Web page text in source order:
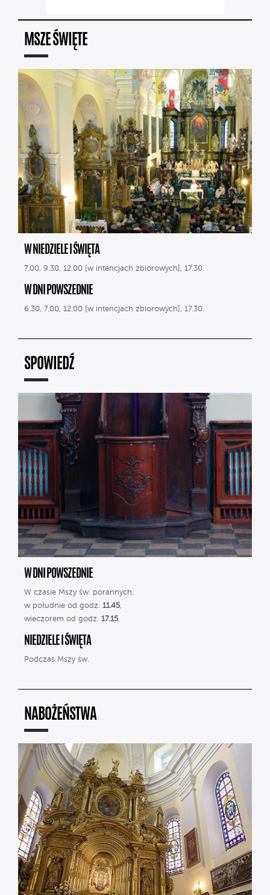
MSZE ŚWIĘTE
W NIEDZIELE I ŚWIĘTA
7.00, 9.30, 12.00 [w intencjach zbiorowych], 17.30.
W DNI POWSZEDNIE
6.30, 7.00, 12.00 [w intencjach zbiorowych], 17.30.
SPOWIEDŹ
W DNI POWSZEDNIE
W czasie Mszy św. porannych,
w południe od godz. 11.45
wieczorem od godz. 17.15
NIEDZIELE I ŚWIĘTA
Podczas Mszy św.
NABOŻEŃSTWA